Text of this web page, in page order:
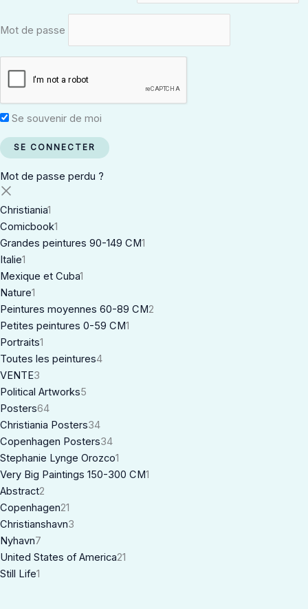
Mot de passe
Se souvenir de moi
Mot de passe perdu ?
Christiania1
Comicbook1
Grandes peintures 90-149 CM1
Italie1
Mexique et Cuba1
Nature1
Peintures moyennes 60-89 CM2
Petites peintures 0-59 CM1
Portraits1
Toutes les peintures4
VENTE3
Political Artworks5
Posters64
Christiania Posters34
Copenhagen Posters34
Stephanie Lynge Orozco1
Very Big Paintings 150-300 CM1
Abstract2
Copenhagen21
Christianshavn3
Nyhavn7
United States of America21
Still Life1